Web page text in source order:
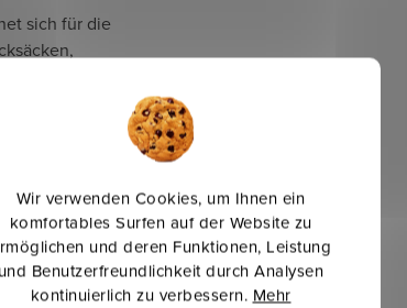
Wir verwenden Cookies, um Ihnen ein
komfortables Surfen auf der Website zu
und deren Funktionen, Leistung
und Benutzerfreundlichkeit durch Analysen
kontinuierlich zu verbessern. Mehr
sich für die
für
Ständer,
zur
– Flicken.
Stoffe